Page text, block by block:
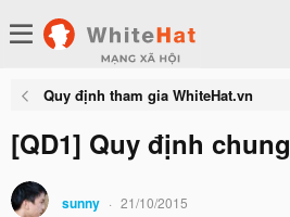
Quy định tham gia WhiteHat.vn
[QD1] Quy định chung
sunny 21/10/2015